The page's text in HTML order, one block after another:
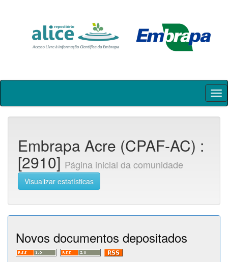
Skip
Embrapa Acre (CPAF-AC) :
[2910]Página inicial da comunidade
Visualizar estatísticas
Novos documentos depositados